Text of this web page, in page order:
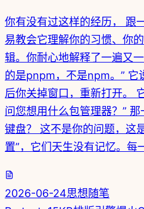
你有没有过这样的经历， 跟
易教会它理解你的习惯、你
辑。你耐心地解释了一遍又
的是pnpm，不是npm。” 它
后你关掉窗口，重新打开。
问您想用什么包管理器？”
键盘？ 这不是你的问题，这
置”，它们天生没有记忆。每
2026-06-24思想随笔